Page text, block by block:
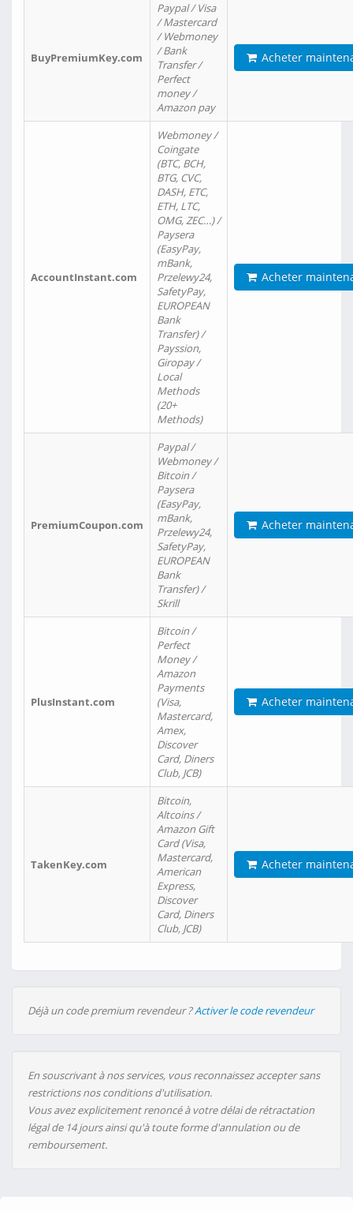
BuyPremiumKey.com
Paypal / Visa
/ Mastercard
/ Webmoney
/ Bank
Transfer /
Perfect
money /
Amazon pay
Acheter
AccountInstant.com
Webmoney /
Coingate
(BTC, BCH,
BTG, CVC,
DASH, ETC,
ETH, LTC,
OMG, ZEC…) /
Paysera
(EasyPay,
mBank,
Przelewy24,
SafetyPay,
EUROPEAN
Bank
Transfer) /
Payssion,
Giropay /
Local
Methods
(20+
Methods)
Acheter
PremiumCoupon.com
Paypal /
Webmoney /
Bitcoin /
Paysera
(EasyPay,
mBank,
Przelewy24,
SafetyPay,
EUROPEAN
Bank
Transfer) /
Skrill
Acheter
PlusInstant.com
Bitcoin /
Perfect
Money /
Amazon
Payments
(Visa,
Mastercard,
Amex,
Discover
Card, Diners
Club, JCB)
Acheter
TakenKey.com
Bitcoin,
Altcoins /
Amazon Gift
Card (Visa,
Mastercard,
American
Express,
Discover
Card, Diners
Club, JCB)
Acheter
Déjà un code premium revendeur ?Activer le code revendeur
En souscrivant à nos services, vous reconnaissez accepter sans
restrictions nos conditions d'utilisation.
Vous avez explicitement renoncé à votre délai de rétractation
légal de 14 jours ainsi qu'à toute forme d'annulation ou de
remboursement.